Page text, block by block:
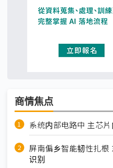
商情焦点
系统内部电路中 主芯
屏南偏乡智能韧性扎根
识别